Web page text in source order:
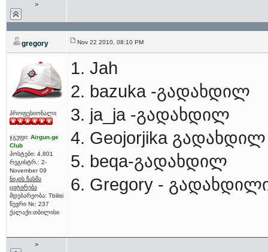
>
gregory Nov 22 2010, 08:10 PM
პროფესიონალი
ჯგუფი: Airgun.ge
Club
პოსტები: 4,801
რეგისტრ.: 2-
November 09
ნიკის ჩასმა
ციტირება
მდებარეობა: Tbilisi
წევრი №: 237
ქალაქი:თბილისი
1. Jah
2. bazuka -გადახდილ
3. ja_ja -გადახდილ
4. Geojorjika გადახდილ
5. beqa-გადახდილ
6. Gregory -
>